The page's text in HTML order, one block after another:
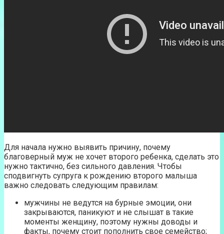
Для начала нужно выявить причину, почему
благоверный муж не хочет второго ребенка, сделать это
нужно тактично, без сильного давления. Чтобы
сподвигнуть супруга к рождению второго малыша
важно следовать следующим правилам:
мужчины не ведутся на бурные эмоции, они
закрываются, паникуют и не слышат в такие
моменты женщину, поэтому нужны доводы и
факты, почему стоит пополнить свое семейство;